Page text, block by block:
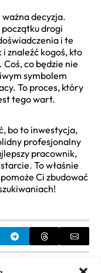
decyzja.
drogi
i te
znaleźć kogoś, kto
co będzie nie
symbolem
To proces, który
tego wart.
bo to inwestycja,
profesjonalny
pracownik,
To właśnie
Ci zbudować